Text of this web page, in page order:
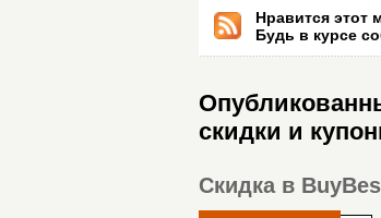
Нравится этот
Будь в курсе
скидки и
Скидка в